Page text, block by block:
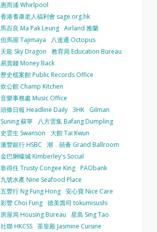
惠而浦 Whirlpool
香港耆康老人福利會 sage.org.hk
馬百良 Ma Pak Leung Airland 雅蘭
但馬屋 Tajimaya
八達通 Octopus
天龍 Sky Dragon
教育局 Education Bureau
易賞錢 Money Back
歷史檔案館 Public Records Office
炊公館 Champ Kitchen
音樂事務處 Music Office
頭條日報 Headline Daily 3HK
Gilman
Suning 蘇寧
八方雲集 Bafang Dumpling
史雲生 Swanson
大館 Tai Kwun
滙豐銀行 HSBC
潮．囍薈 Grand Ballroom
金巴脷蠔城 Kimberley's Social
靠得住 Trusty Congee King PAObank
九號水產 Nine Seafood Place
五豐行 Ng Fung Hong 安心寶 Nice Care
彩豐 Choi Fung 德美壽司 tokumisushi
房屋局 Housing Bureau
星島 Sing Tao
社聯 HKCSS 茶皇殿 Jasmine Cuisine